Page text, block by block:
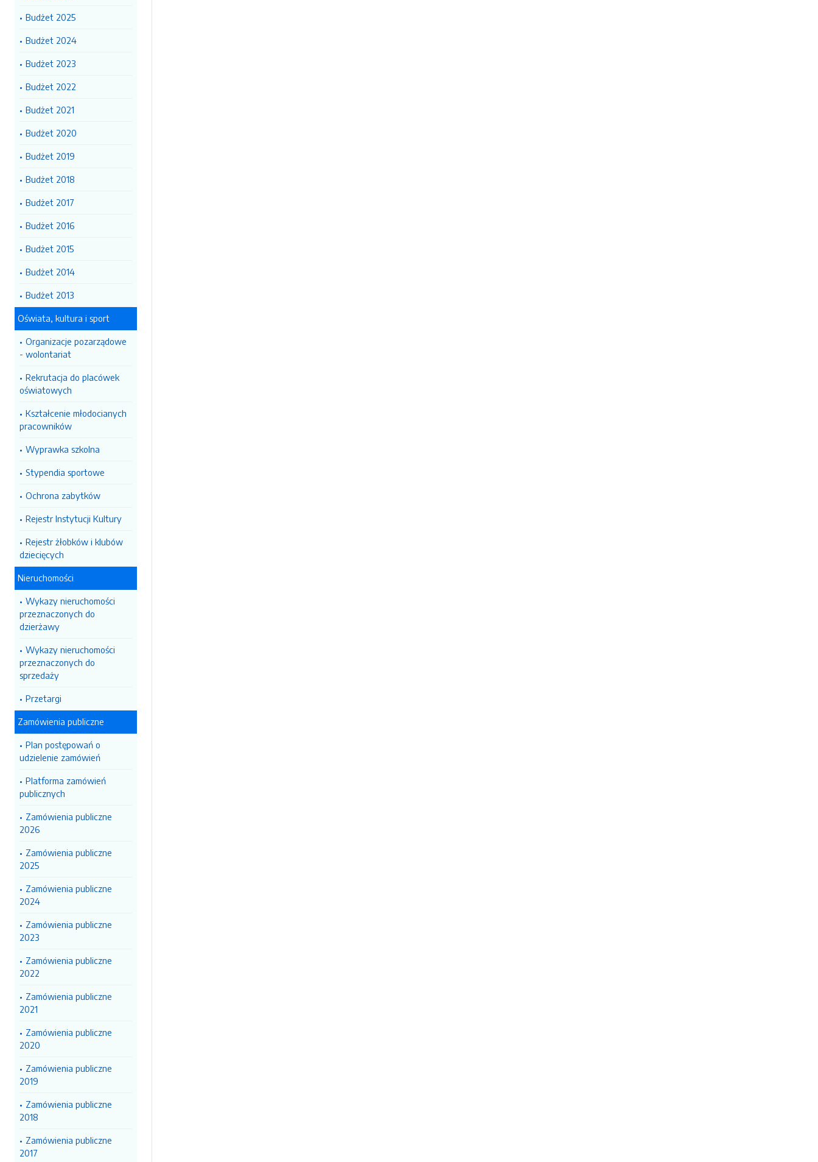
Budżet 2025
Budżet 2024
Budżet 2023
Budżet 2022
Budżet 2021
Budżet 2020
Budżet 2019
Budżet 2018
Budżet 2017
Budżet 2016
Budżet 2015
Budżet 2014
Budżet 2013
Oświata, kultura i sport
Organizacje pozarządowe
- wolontariat
Rekrutacja do placówek
oświatowych
Kształcenie młodocianych
pracowników
Wyprawka szkolna
Stypendia sportowe
Ochrona zabytków
Rejestr Instytucji Kultury
Rejestr żłobków i klubów
dziecięcych
Nieruchomości
Wykazy nieruchomości
przeznaczonych do
dzierżawy
Wykazy nieruchomości
przeznaczonych do
sprzedaży
Przetargi
Zamówienia publiczne
Plan postępowań o
udzielenie zamówień
Platforma zamówień
publicznych
Zamówienia publiczne
2026
Zamówienia publiczne
2025
Zamówienia publiczne
2024
Zamówienia publiczne
2023
Zamówienia publiczne
2022
Zamówienia publiczne
2021
Zamówienia publiczne
2020
Zamówienia publiczne
2019
Zamówienia publiczne
2018
Zamówienia publiczne
2017